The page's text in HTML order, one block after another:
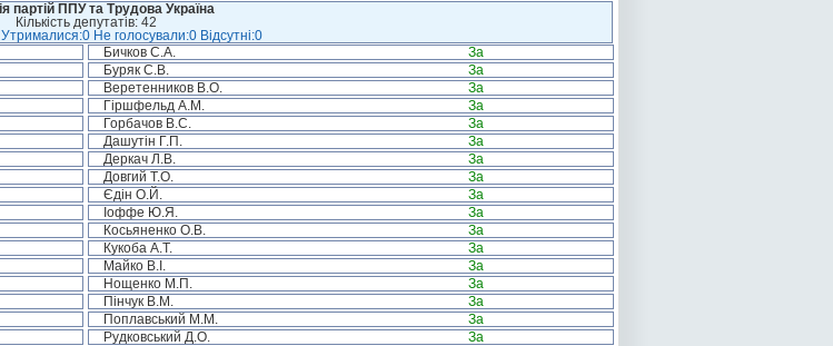
партій ППУ та Трудова Україна
Кількість депутатів: 42
Не голосували:0 Відсутні:0
Бичков С.А.
За
Буряк С.В.
За
Веретенников В.О.
За
Гіршфельд А.М.
За
Горбачов В.С.
За
Дашутін Г.П.
За
Деркач Л.В.
За
Довгий Т.О.
За
Єдін О.Й.
За
Іоффе Ю.Я.
За
Косьяненко О.В.
За
Кукоба А.Т.
За
Майко В.І.
За
Нощенко М.П.
За
Пінчук В.М.
За
Поплавський М.М.
За
Рудковський Д.О.
За